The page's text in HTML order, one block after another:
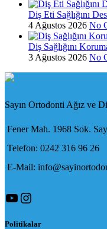
Diş Eti Sağlığını
4 Ağustos 2026 No
Diş Sağlığını
3 Ağustos 2026 No
Sayın Ortodonti Ağız ve
Fener Mah. 1968 Sok.
Telefon: 0242 316 96 26
E-Mail:
YouTube
Instagram
Politikalar